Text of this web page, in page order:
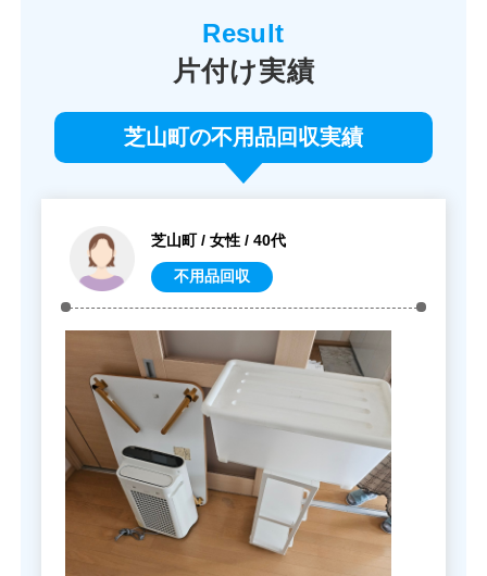
片付け実績
芝山町の不用品回収実績
芝山町 / 女性 / 40代
不用品回収